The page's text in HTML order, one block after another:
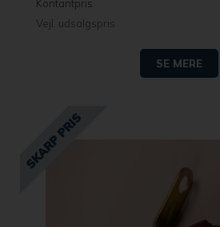
Kontantpris
Vejl. udsalgspris
SE MERE